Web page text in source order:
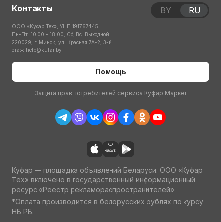
Контакты
ООО «Куфар Тех», УНП 191767445
Пн-Пт: 10:00 – 18:00; Сб, Вс: Выходной
220029, г. Минск, ул. Красная 7А-2, 3-й
этаж help@kufar.by
Помощь
Защита прав потребителей сервиса Куфар Маркет
BY RU
Куфар — площадка объявлений Беларуси. ООО «Куфар
Тех» включено в государственный информационный
ресурс «Реестр рекламораспространителей»
*Оплата производится в белорусских рублях по курсу
НБ РБ.